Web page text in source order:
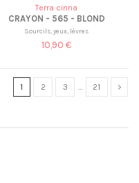
Terra cinna
CRAYON - 565 - BLOND
Sourcils, yeux, lèvres
10,90 €
1 2 3 … 21